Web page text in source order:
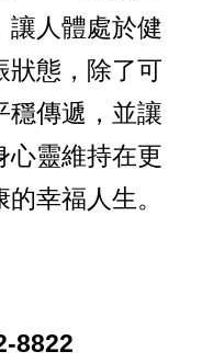
人體處於健
狀態，除了可
穩傳遞，並讓
心靈維持在更
幸福人生。
8822